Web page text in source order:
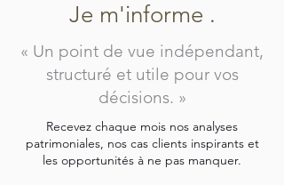
Je m'informe .
« Un point de vue indépendant,
structuré et utile pour vos
décisions. »
Recevez chaque mois nos analyses
patrimoniales, nos cas clients inspirants et
les opportunités à ne pas manquer.